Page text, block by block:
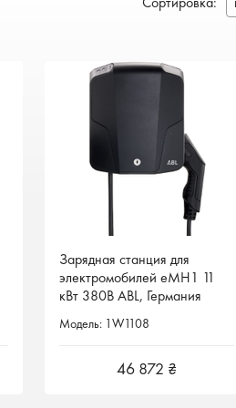
Зарядная станция для
электромобилей eMH1 11
кВт 380В ABL, Германия
Модель: 1W1108
46 872 ₴
Зарядная станция для
электромобилей eMH1 11
кВт 380В ABL, Германия
Модель: 1W1108
46 872 ₴